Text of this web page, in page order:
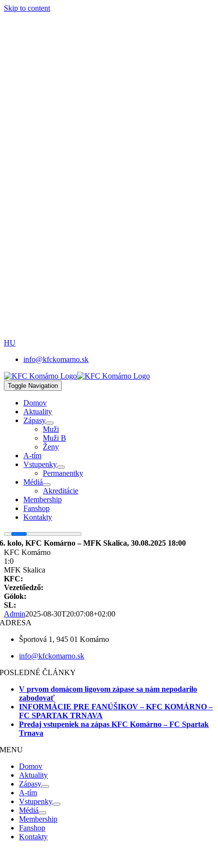
Skip to content
HU
info@kfckomarno.sk
Toggle Navigation
Domov
Aktuality
Zápasy
Muži
Muži B
Ženy
A-tím
Vstupenky
Permanentky
Médiá
Akreditácie
Membership
Fanshop
Kontakty
6. kolo, KFC Komárno – MFK Skalica, 30.08.2025 18:00
KFC Komárno
1:0
MFK Skalica
KFC:
Vezetőedző:
Gólok:
SL:
Admin2025-08-30T20:07:08+02:00
ADRESA
Športová 1, 945 01 Komárno
info@kfckomarno.sk
POSLEDNÉ ČLÁNKY
V prvom domácom ligovom zápase sa nám nepodarilo
zabodovať
INFORMÁCIE PRE FANÚŠIKOV – KFC KOMÁRNO –
FC SPARTAK TRNAVA
Predaj vstupeniek na zápas KFC Komárno – FC Spartak
Trnava
MENU
Domov
Aktuality
Zápasy
A-tím
Vstupenky
Médiá
Membership
Fanshop
Kontakty